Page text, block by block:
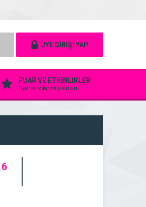
ÜYE GİRİŞİ YAP
FUAR VE ETKİNLİKLER
fuar ve etkinlik planları